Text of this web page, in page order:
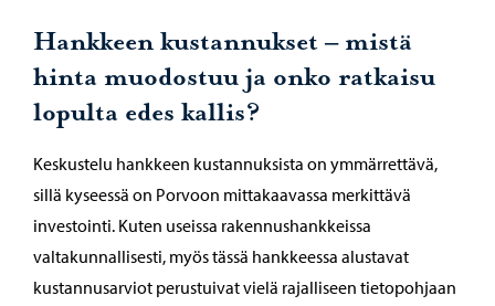
Hankkeen kustannukset – mistä
hinta muodostuu ja onko ratkaisu
lopulta edes kallis?
Keskustelu hankkeen kustannuksista on ymmärrettävä,
sillä kyseessä on Porvoon mittakaavassa merkittävä
investointi. Kuten useissa rakennushankkeissa
valtakunnallisesti, myös tässä hankkeessa alustavat
kustannusarviot perustuivat vielä rajalliseen tietopohjaan